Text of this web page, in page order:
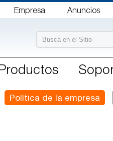
Empresa Anuncios
Política de la empresa